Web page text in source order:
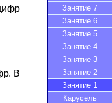
В
Занятие 7
Занятие 6
Занятие 5
Занятие 4
Занятие 3
Занятие 2
Занятие 1
Карусель